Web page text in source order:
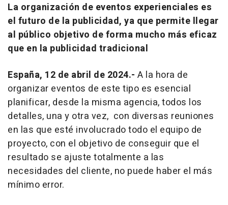
La organización de eventos experienciales es
el futuro de la publicidad, ya que permite llegar
al público objetivo de forma mucho más eficaz
que en la publicidad tradicional
España, 12 de abril de 2024.- A la hora de
organizar eventos de este tipo es esencial
planificar, desde la misma agencia, todos los
detalles, una y otra vez, con diversas reuniones
en las que esté involucrado todo el equipo de
proyecto, con el objetivo de conseguir que el
resultado se ajuste totalmente a las
necesidades del cliente, no puede haber el más
mínimo error.